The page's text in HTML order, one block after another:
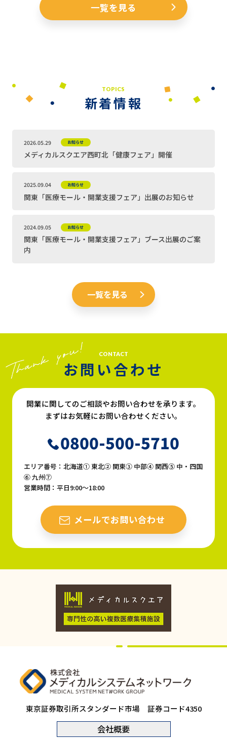
一覧を見る
TOPICS
新着情報
2026.05.29 お知らせ
メディカルスクエア西町北「健康フェア」開催
2025.09.04 お知らせ
関東「医療モール・開業支援フェア」出展のお知らせ
2024.09.05 お知らせ
関東「医療モール・開業支援フェア」ブース出展のご案
内
一覧を見る
CONTACT
お問い合わせ
開業に関してのご相談やお問い合わせを承ります。
まずはお気軽にお問い合わせください。
0800-500-5710
エリア番号：北海道① 東北② 関東③ 中部④ 関西⑤ 中・四国
⑥ 九州⑦
営業時間：平日9:00〜18:00
メールでお問い合わせ
東京証券取引所スタンダード市場 証券コード4350
会社概要